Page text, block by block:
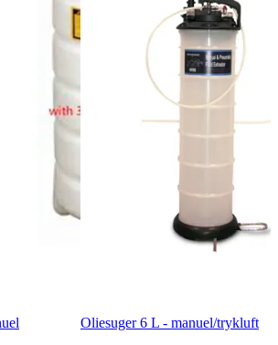
Oliesuger 6 L - manuel/trykluft